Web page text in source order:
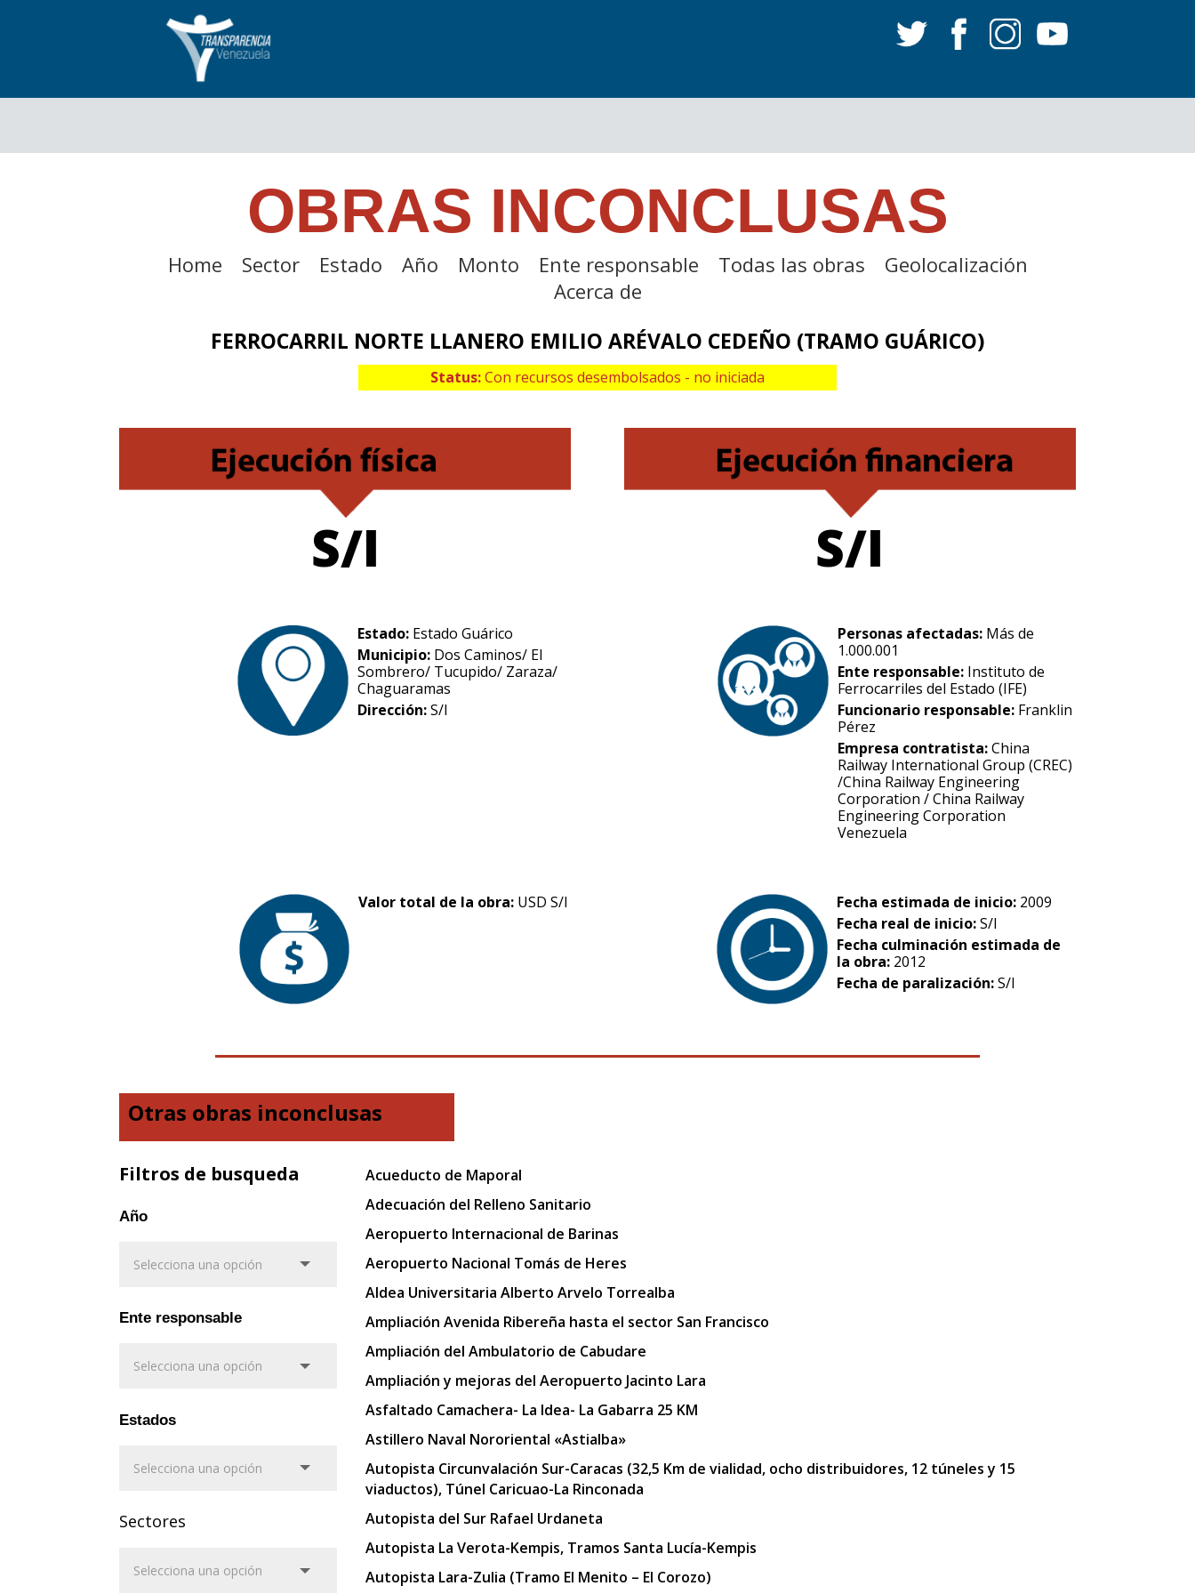
OBRAS INCONCLUSAS
Home Sector Estado Año Monto Ente responsable Todas las obras
Geolocalización
Acerca de
FERROCARRIL NORTE LLANERO EMILIO ARÉVALO CEDEÑO (TRAMO GUÁRICO)
Status:Con recursos desembolsados - no iniciada
S/I S/I
Estado: Estado Guárico
Municipio: Dos Caminos/ El
Sombrero/ Tucupido/ Zaraza/
Chaguaramas
Dirección:S/I
Personas afectadas: Más de
1.000.001
Ente responsable: Instituto de
Ferrocarriles del Estado (IFE)
Funcionario responsable: Franklin
Pérez
Empresa contratista:China
Railway International Group (CREC)
/China Railway Engineering
Corporation / China Railway
Engineering Corporation
Venezuela
Valor total de la obra: USD S/I Fecha estimada de inicio: 2009
Fecha real de inicio:S/I
Fecha culminación estimada de
la obra: 2012
Fecha de paralización:S/I
Otras obras inconclusas
Filtros de busqueda
Año
Ente responsable
Estados
Sectores
Acueducto de Maporal
Adecuación del Relleno Sanitario
Aeropuerto Internacional de Barinas
Aeropuerto Nacional Tomás de Heres
Aldea Universitaria Alberto Arvelo Torrealba
Ampliación Avenida Ribereña hasta el sector San Francisco
Ampliación del Ambulatorio de Cabudare
Ampliación y mejoras del Aeropuerto Jacinto Lara
Asfaltado Camachera- La Idea- La Gabarra 25 KM
Astillero Naval Nororiental «Astialba»
Autopista Circunvalación Sur-Caracas (32,5 Km de vialidad, ocho distribuidores, 12 túneles y 15
viaductos), Túnel Caricuao-La Rinconada
Autopista del Sur Rafael Urdaneta
Autopista La Verota-Kempis, Tramos Santa Lucía-Kempis
Autopista Lara-Zulia (Tramo El Menito – El Corozo)